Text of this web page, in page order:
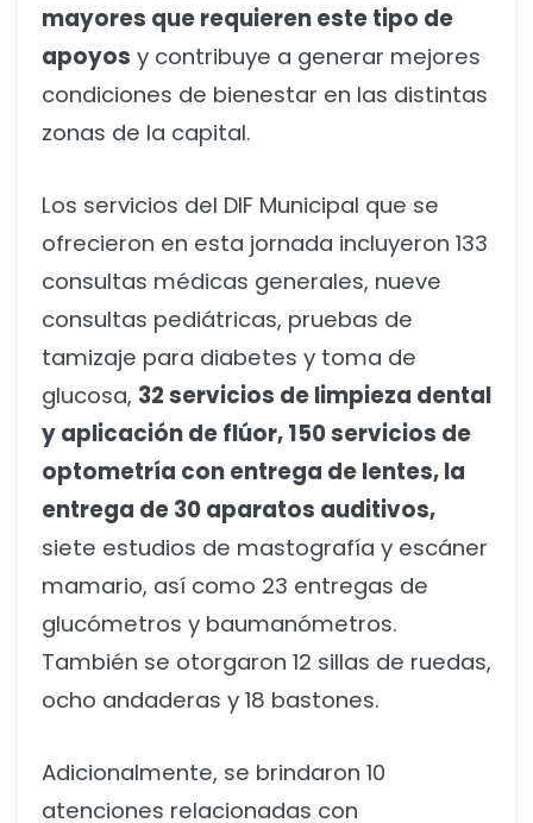
mayores que requieren este tipo de
apoyos y contribuye a generar mejores
condiciones de bienestar en las distintas
zonas de la capital.
Los servicios del DIF Municipal que se
ofrecieron en esta jornada incluyeron 133
consultas médicas generales, nueve
consultas pediátricas, pruebas de
tamizaje para diabetes y toma de
glucosa, 32 servicios de limpieza dental
y aplicación de flúor, 150 servicios de
optometría con entrega de lentes, la
entrega de 30 aparatos auditivos,
siete estudios de mastografía y escáner
mamario, así como 23 entregas de
glucómetros y baumanómetros.
También se otorgaron 12 sillas de ruedas,
ocho andaderas y 18 bastones.
Adicionalmente, se brindaron 10
atenciones relacionadas con